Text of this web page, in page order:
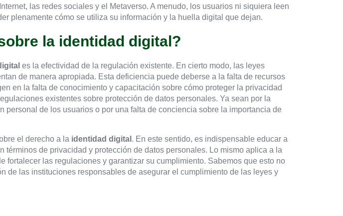
las redes sociales y el Metaverso. A menudo, los usuarios ni siquiera leen
plenamente cómo se utiliza su información y la huella digital que dejan.
la identidad digital?
es la efectividad de la regulación existente. En cierto modo, las leyes
de manera apropiada. Esta deficiencia puede deberse a la falta de recursos
en la falta de conocimiento y capacitación sobre cómo proteger la privacidad
existentes sobre protección de datos personales. Ya sean por la
de los usuarios o por una falta de conciencia sobre la importancia de
el derecho a la identidad digital . En este sentido, es indispensable educar a
de privacidad y protección de datos personales. Lo mismo aplica a la
las regulaciones y garantizar su cumplimiento. Sabemos que esto no
las instituciones responsables de asegurar el cumplimiento de las leyes y